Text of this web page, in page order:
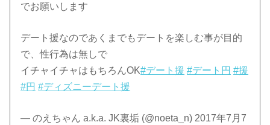
でお願いします
デート援なのであくまでもデートを楽しむ事が目的
で、性行為は無しで
イチャイチャはもちろんOK#デート援 #デート円 #援
#円 #ディズニーデート援
— のえちゃん a.k.a. JK裏垢 (@noeta_n) 2017年7月7